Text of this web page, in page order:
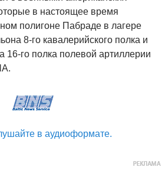
в настоящее время
полигоне Пабраде в лагере
8-го кавалерийского полка и
16-го полка полевой артиллерии
в аудиоформате.